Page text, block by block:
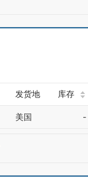
发货地 库存
美国 -